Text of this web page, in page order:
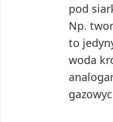
pod
Np.
to
woda